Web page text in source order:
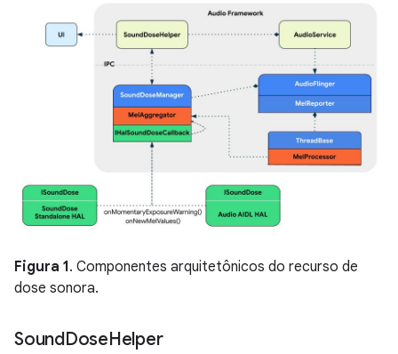
Figura 1. Componentes arquitetônicos do recurso de
dose sonora.
SoundDoseHelper